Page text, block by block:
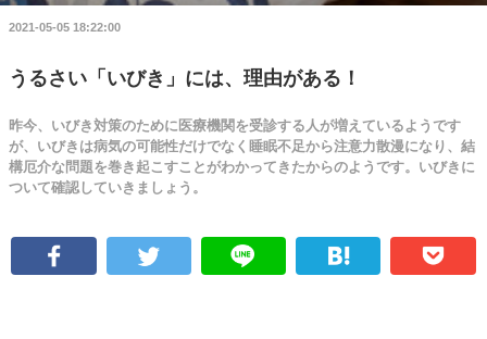
2021-05-05 18:22:00
うるさい「いびき」には、理由がある！
昨今、いびき対策のために医療機関を受診する人が増えているようです
が、いびきは病気の可能性だけでなく睡眠不足から注意力散漫になり、結
構厄介な問題を巻き起こすことがわかってきたからのようです。いびきに
ついて確認していきましょう。